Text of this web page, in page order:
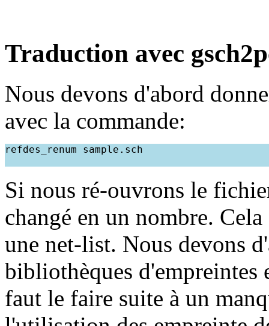
Traduction avec
Nous devons d'abord
avec la commande:
refdes_renum sample.sch
Si nous ré-ouvrons le
changé en un nombre.
une net-list. Nous devons
bibliothèques
faut le faire suite à un